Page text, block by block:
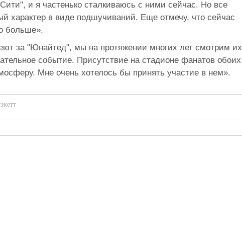
и я частенько сталкиваюсь с ними сейчас. Но все
характер в виде подшучиваний. Еще отмечу, что сейчас
больше».
за "Юнайтед", мы на протяжении многих лет смотрим их
событие. Присутствие на стадионе фанатов обоих
Мне очень хотелось бы принять участие в нем».